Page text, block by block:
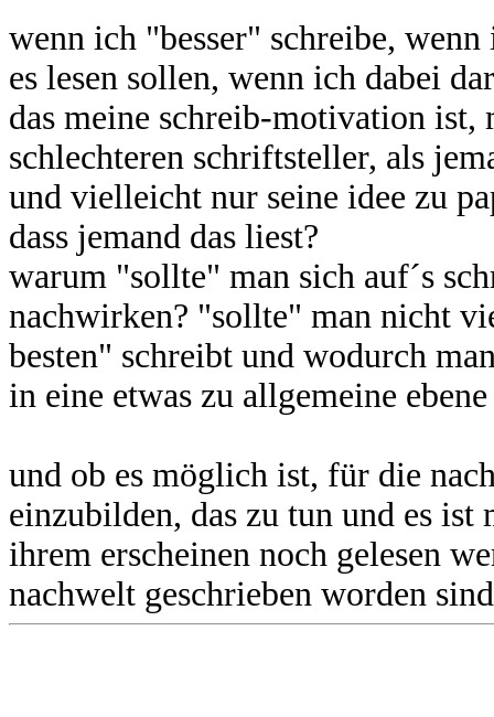
wenn ich "besser" schreibe,
es lesen sollen, wenn ich dabei
das meine schreib-motivation ist,
schlechteren schriftsteller, als
und vielleicht nur seine idee zu
dass jemand das liest?
warum "sollte" man sich auf´s
nachwirken? "sollte" man nicht
besten" schreibt und wodurch
in eine etwas zu allgemeine
und ob es möglich ist, für die
einzubilden, das zu tun und es ist
ihrem erscheinen noch gelesen
nachwelt geschrieben worden